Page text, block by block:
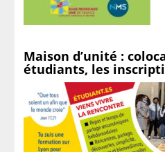
Maison d’unité :
étudiants, les